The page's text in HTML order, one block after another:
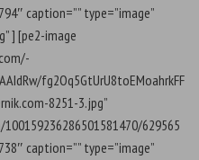
caption=”” type=”image”
] [pe2-image
fg2Oq5GtUrU8toEMoahrkFF
8251-3.jpg”
629565
caption=”” type=”image”